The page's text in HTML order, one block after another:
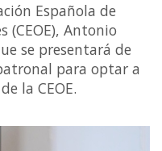
Española de
(CEOE), Antonio
se presentará de
para optar a
la CEOE.